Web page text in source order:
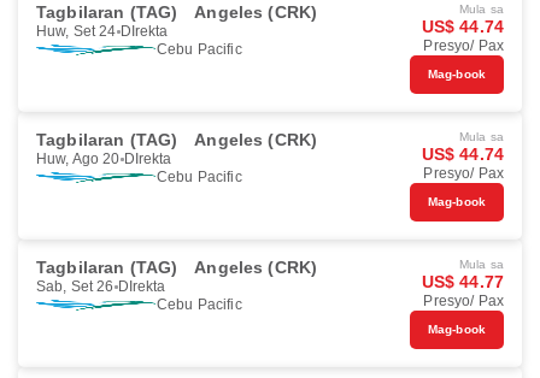
Tagbilaran (TAG) Angeles (CRK)
Huw, Set 24 DIrekta
Cebu Pacific
Mula sa
US$ 44.74
Presyo/ Pax
Mag-book
Tagbilaran (TAG) Angeles (CRK)
Huw, Ago 20 DIrekta
Cebu Pacific
Mula sa
US$ 44.74
Presyo/ Pax
Mag-book
Tagbilaran (TAG) Angeles (CRK)
Sab, Set 26 DIrekta
Cebu Pacific
Mula sa
US$ 44.77
Presyo/ Pax
Mag-book